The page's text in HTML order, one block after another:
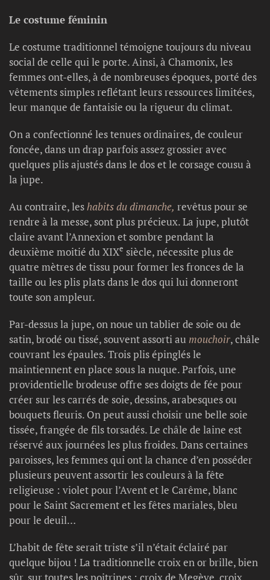
Le costume féminin
Le costume traditionnel témoigne toujours du niveau
social de celle qui le porte. Ainsi, à Chamonix, les
femmes ont-elles, à de nombreuses époques, porté des
vêtements simples reflétant leurs ressources limitées,
leur manque de fantaisie ou la rigueur du climat.
On a confectionné les tenues ordinaires, de couleur
foncée, dans un drap parfois assez grossier avec
quelques plis ajustés dans le dos et le corsage cousu à
la jupe.
Au contraire, leshabits du dimanche, revêtus pour se
rendre à la messe, sont plus précieux. La jupe, plutôt
claire avant l’Annexion et sombre pendant la
deuxième moitié du XIXe siècle, nécessite plus de
quatre mètres de tissu pour former les fronces de la
taille ou les plis plats dans le dos qui lui donneront
toute son ampleur.
Par-dessus la jupe, on noue un tablier de soie ou de
satin, brodé ou tissé, souvent assorti au mouchoir, châle
couvrant les épaules. Trois plis épinglés le
maintiennent en place sous la nuque. Parfois, une
providentielle brodeuse offre ses doigts de fée pour
créer sur les carrés de soie, dessins, arabesques ou
bouquets fleuris. On peut aussi choisir une belle soie
tissée, frangée de fils torsadés. Le châle de laine est
réservé aux journées les plus froides. Dans certaines
paroisses, les femmes qui ont la chance d’en posséder
plusieurs peuvent assortir les couleurs à la fête
religieuse : violet pour l’Avent et le Carême, blanc
pour le Saint Sacrement et les fêtes mariales, bleu
pour le deuil…
L’habit de fête serait triste s’il n’était éclairé par
quelque bijou ! La traditionnelle croix en or brille, bien
sûr, sur toutes les poitrines : croix de Megève, croix